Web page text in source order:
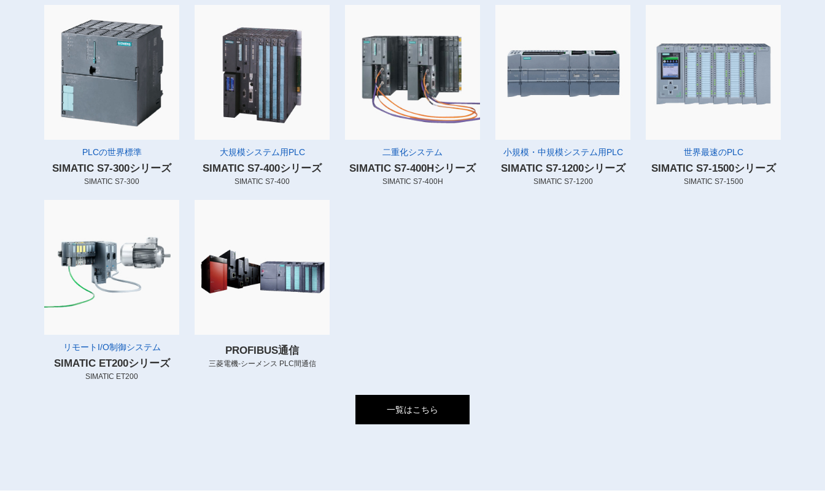
PLCの世界標準
SIMATIC S7-300シリーズ
SIMATIC S7-300
大規模システム用PLC
SIMATIC S7-400シリーズ
SIMATIC S7-400
二重化システム
SIMATIC S7-400Hシリーズ
SIMATIC S7-400H
小規模・中規模システム用PLC
SIMATIC S7-1200シリーズ
SIMATIC S7-1200
世界最速のPLC
SIMATIC S7-1500シリーズ
SIMATIC S7-1500
リモートI/O制御システム
SIMATIC ET200シリーズ
SIMATIC ET200
PROFIBUS通信
三菱電機-シーメンス PLC間通信
一覧はこちら